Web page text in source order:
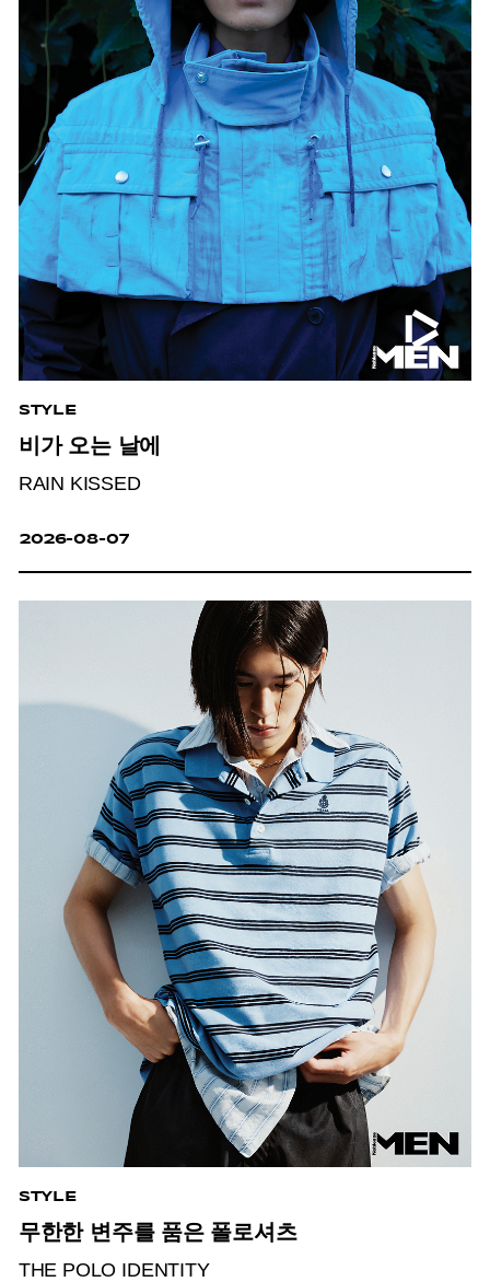
STYLE
비가 오는 날에
RAIN KISSED
2026-08-07
STYLE
무한한 변주를 품은 폴로셔츠
THE POLO IDENTITY